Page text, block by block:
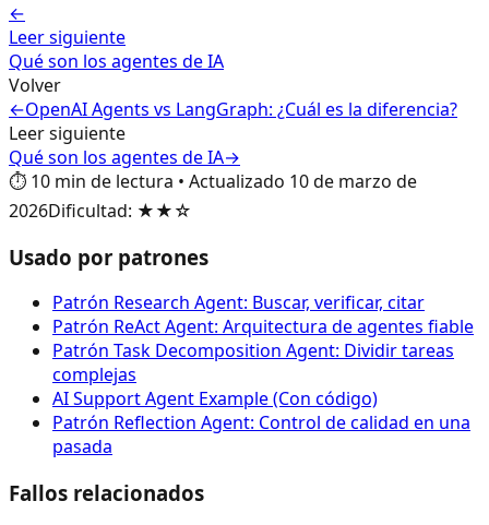
←
Leer siguiente
Qué son los agentes de IA
Volver
←OpenAI Agents vs LangGraph: ¿Cuál es la diferencia?
Leer siguiente
Qué son los agentes de IA→
⏱️ 10 min de lectura • Actualizado 10 de marzo de
2026Dificultad: ★★☆
Usado por patrones
Patrón Research Agent: Buscar, verificar, citar
Patrón ReAct Agent: Arquitectura de agentes fiable
Patrón Task Decomposition Agent: Dividir tareas
complejas
AI Support Agent Example (Con código)
Patrón Reflection Agent: Control de calidad en una
pasada
Fallos relacionados